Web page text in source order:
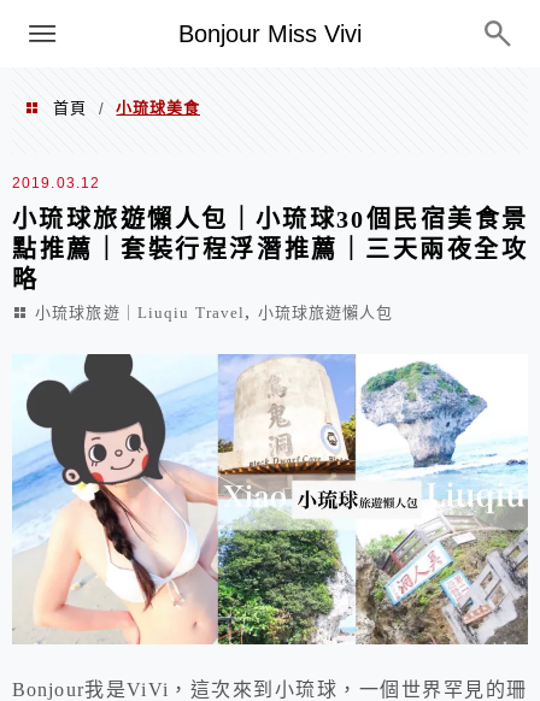
Bonjour Miss Vivi
選單
首頁 / 小琉球美食
小琉球美食
2019.03.12
小琉球旅遊懶人包｜小琉球30個民宿美食景
點推薦｜套裝行程浮潛推薦｜三天兩夜全攻
略
小琉球旅遊｜Liuqiu Travel , 小琉球旅遊懶人包
Bonjour我是ViVi，這次來到小琉球，一個世界罕見的珊